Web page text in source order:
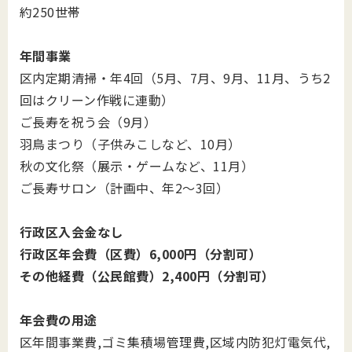
約250世帯
年間事業
区内定期清掃・年4回（5月、7月、9月、11月、うち2
回はクリーン作戦に連動）
ご長寿を祝う会（9月）
羽鳥まつり（子供みこしなど、10月）
秋の文化祭（展示・ゲームなど、11月）
ご長寿サロン（計画中、年2～3回）
行政区入会金なし
行政区年会費（区費）6,000円（分割可）
その他経費（公民館費）2,400円（分割可）
年会費の用途
区年間事業費,ゴミ集積場管理費,区域内防犯灯電気代,